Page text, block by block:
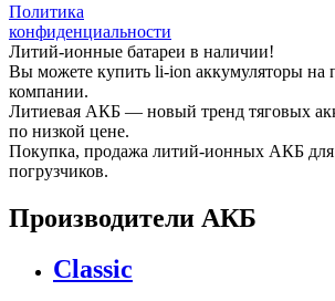
Политика
конфиденциальности
Литий-ионные батареи в наличии!
Вы можете купить li-ion аккумуляторы на
компании.
Литиевая АКБ — новый тренд тяговых
по низкой цене.
Покупка, продажа литий-ионных АКБ
погрузчиков.
Производители АКБ
Classic